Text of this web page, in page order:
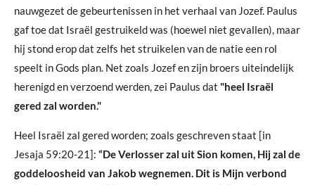
nauwgezet de gebeurtenissen in het verhaal van Jozef. Paulus
gaf toe dat Israël gestruikeld was (hoewel niet gevallen), maar
hij stond erop dat zelfs het struikelen van de natie een rol
speelt in Gods plan. Net zoals Jozef en zijn broers uiteindelijk
herenigd en verzoend werden, zei Paulus dat "heel Israël
gered zal worden."
Heel Israël zal gered worden; zoals geschreven staat [in
Jesaja 59:20-21]: “De Verlosser zal uit Sion komen, Hij zal de
goddeloosheid van Jakob wegnemen. Dit is Mijn verbond